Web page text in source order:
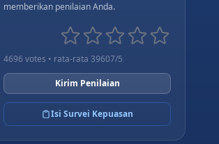
memberikan penilaian Anda.
4696 votes • rata-rata 39607/5
Kirim Penilaian
Isi Survei Kepuasan